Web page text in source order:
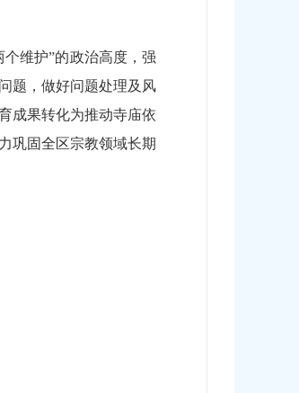
维护”的政治高度，强
题，做好问题处理及风
成果转化为推动寺庙依
巩固全区宗教领域长期